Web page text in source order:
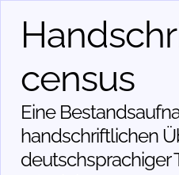
census
Eine
handschriftlichen
deutschsprachiger